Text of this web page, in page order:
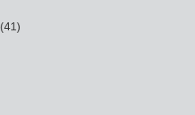
(41)